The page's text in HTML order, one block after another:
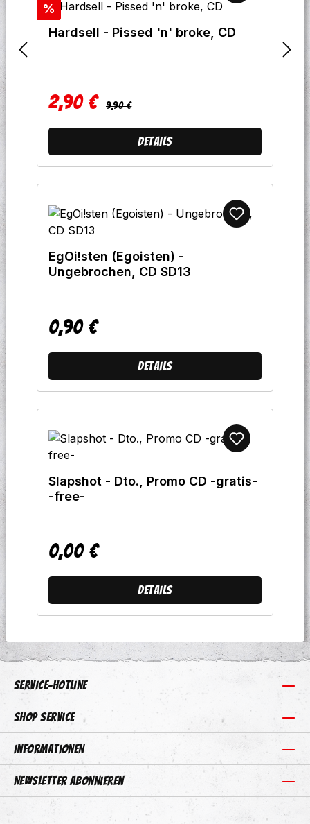
Rabatt
%
Hardsell - Pissed 'n' broke, CD
Verkaufspreis:
2,90 € Regulärer Preis:
9,90 €
Details
EgOi!sten (Egoisten) -
Ungebrochen, CD SD13
Regulärer Preis:
0,90 €
Details
Slapshot - Dto., Promo CD -gratis-
-free-
Regulärer Preis:
0,00 €
Details
Service-Hotline
Shop Service
Informationen
Newsletter abonnieren